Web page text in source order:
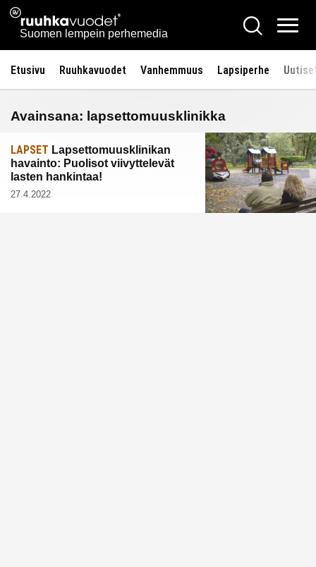
Siirry
sisältöön
Ruuhkavuodet.fi
Suomen lempein perhemedia
Hae
Etusivu Ruuhkavuodet Vanhemmuus Lapsiperhe
Avainsana: lapsettomuusklinikka
LAPSET Lapsettomuusklinikan
havainto: Puolisot viivyttelevät
lasten hankintaa!
27.4.2022